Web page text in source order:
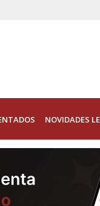
NOVIDADES